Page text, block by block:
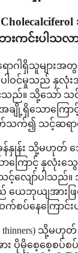
ကင်းပါသလာ
ဂါရှိသူများအ
ပါဝင်မှုသည် နှလုံ
သည်။ သို့သော် သ
းအချို့ရှိသောကြ
တ်သက်၍ သင့်ဆရာ
နှုန်း သို့မဟုတ် သွ
ောင့် နှလုံးသွေး
လျော်ပါသည်။
ယေဘုယျအားဖြ
ဆက်စပ်နေကြောင်
thinners) သို့မ
ပိုမိုစေ့စေ့စပ်စ